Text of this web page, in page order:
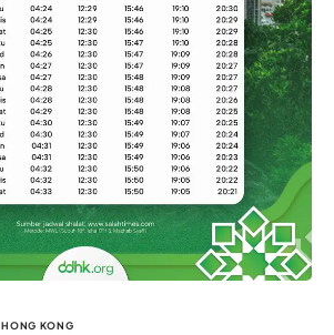
HONG KONG